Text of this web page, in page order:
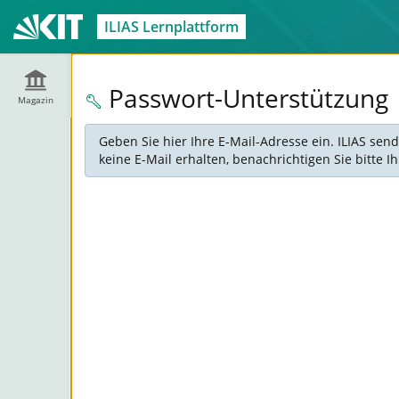
ILIAS Lernplattform
Magazin Passwort-Unterstützung
Geben Sie hier Ihre E-Mail-Adresse ein. ILIAS
keine E-Mail erhalten, benachrichtigen Sie bitte